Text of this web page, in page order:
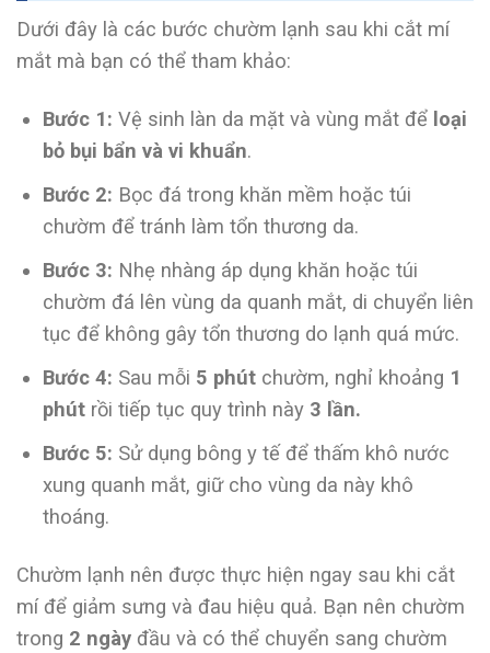
Dưới đây là các bước chườm lạnh sau khi cắt mí
mắt mà bạn có thể tham khảo:
Bước 1: Vệ sinh làn da mặt và vùng mắt để loại
bỏ bụi bẩn và vi khuẩn.
Bước 2: Bọc đá trong khăn mềm hoặc túi
chườm để tránh làm tổn thương da.
Bước 3: Nhẹ nhàng áp dụng khăn hoặc túi
chườm đá lên vùng da quanh mắt, di chuyển liên
tục để không gây tổn thương do lạnh quá mức.
Bước 4: Sau mỗi 5 phútchườm, nghỉ khoảng 1
phútrồi tiếp tục quy trình này 3 lần.
Bước 5: Sử dụng bông y tế để thấm khô nước
xung quanh mắt, giữ cho vùng da này khô
thoáng.
Chườm lạnh nên được thực hiện ngay sau khi cắt
mí để giảm sưng và đau hiệu quả. Bạn nên chườm
trong 2 ngày đầu và có thể chuyển sang chườm